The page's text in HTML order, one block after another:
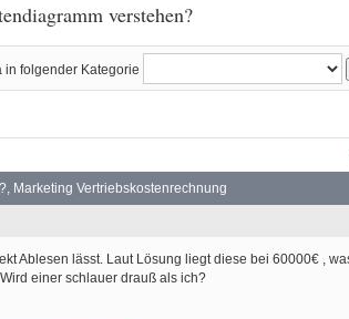
verstehen?
in folgender Kategorie
Marketing Vertriebskostenrechnung
Ablesen lässt. Laut Lösung liegt diese bei 60000€ ,
einer schlauer drauß als ich?